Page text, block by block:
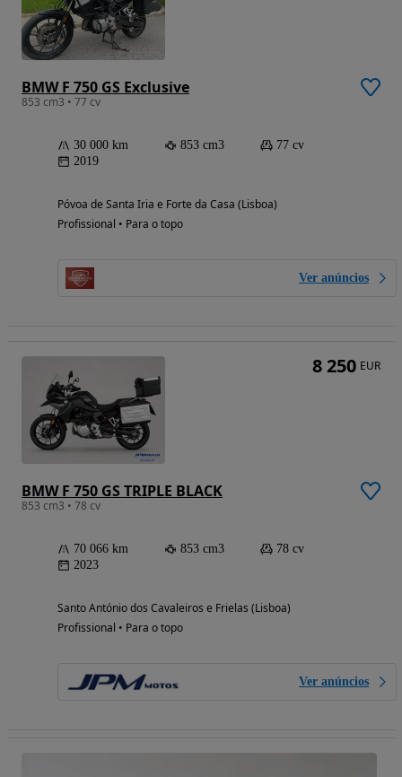
BMW F 750 GS Exclusive
853 cm3 • 77 cv
30 000 km 853 cm3
77 cv
2019
Póvoa de Santa Iria e Forte da Casa (Lisboa)
Profissional • Para o topo
Ver anúncios
BMW F 750 GS TRIPLE BLACK
853 cm3 • 78 cv
70 066 km 853 cm3
78 cv
2023
Santo António dos Cavaleiros e Frielas (Lisboa)
Profissional • Para o topo
Ver anúncios
8 250 EUR